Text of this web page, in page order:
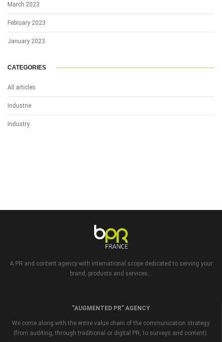
March 2023
February 2023
January 2023
CATEGORIES
All articles
Industrie
Industry
A PR and content agency with international scope dedicated to serving your
brand, products and services...
“AUGMENTED PR” AGENCY
We come along with the entire value chain of the communication strategy
(from auditing, through traditional or digital PR, to surveys and content).